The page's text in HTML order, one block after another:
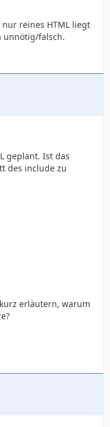
reines HTML liegt
unnötig/falsch.
geplant. Ist das
des include zu
erläutern, warum